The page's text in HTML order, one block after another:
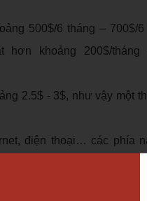
500$/6 tháng – 700$/
khoảng 200$/tháng
2.5$ - 3$, như vậy một
điện thoại… các phía
(không bao gồm học phí)